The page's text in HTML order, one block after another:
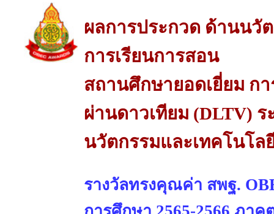
ผลการประกวด ด้านนวั
การเรียนการสอน
สถานศึกษายอดเยี่ยม ก
ผ่านดาวเทียม (DLTV)
นวัตกรรมและเทคโนโล
รางวัลทรงคุณค่า สพฐ.